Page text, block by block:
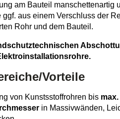
am Bauteil manschettenartig
ggf. aus einem Verschluss der
Rohr und dem Bauteil.
Vorteile
von Kunstsstoffrohren bis
in Massivwänden,